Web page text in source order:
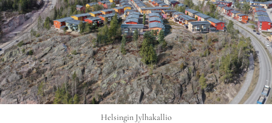
Helsingin Jylhakallio